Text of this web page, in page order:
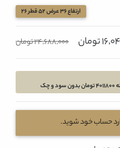
ارتفاع 36 عرض 52 قطر 26
24,688,000 تومان
حساب خود شوید.